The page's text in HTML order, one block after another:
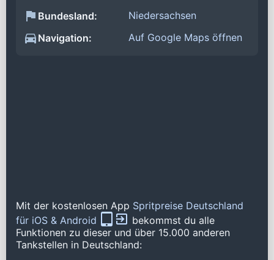
Bundesland:
Niedersachsen
Navigation:
Auf Google Maps öffnen
Mit der kostenlosen App Spritpreise Deutschland
für iOS & Android
bekommst du alle
Funktionen zu dieser und über 15.000 anderen
Tankstellen in Deutschland: